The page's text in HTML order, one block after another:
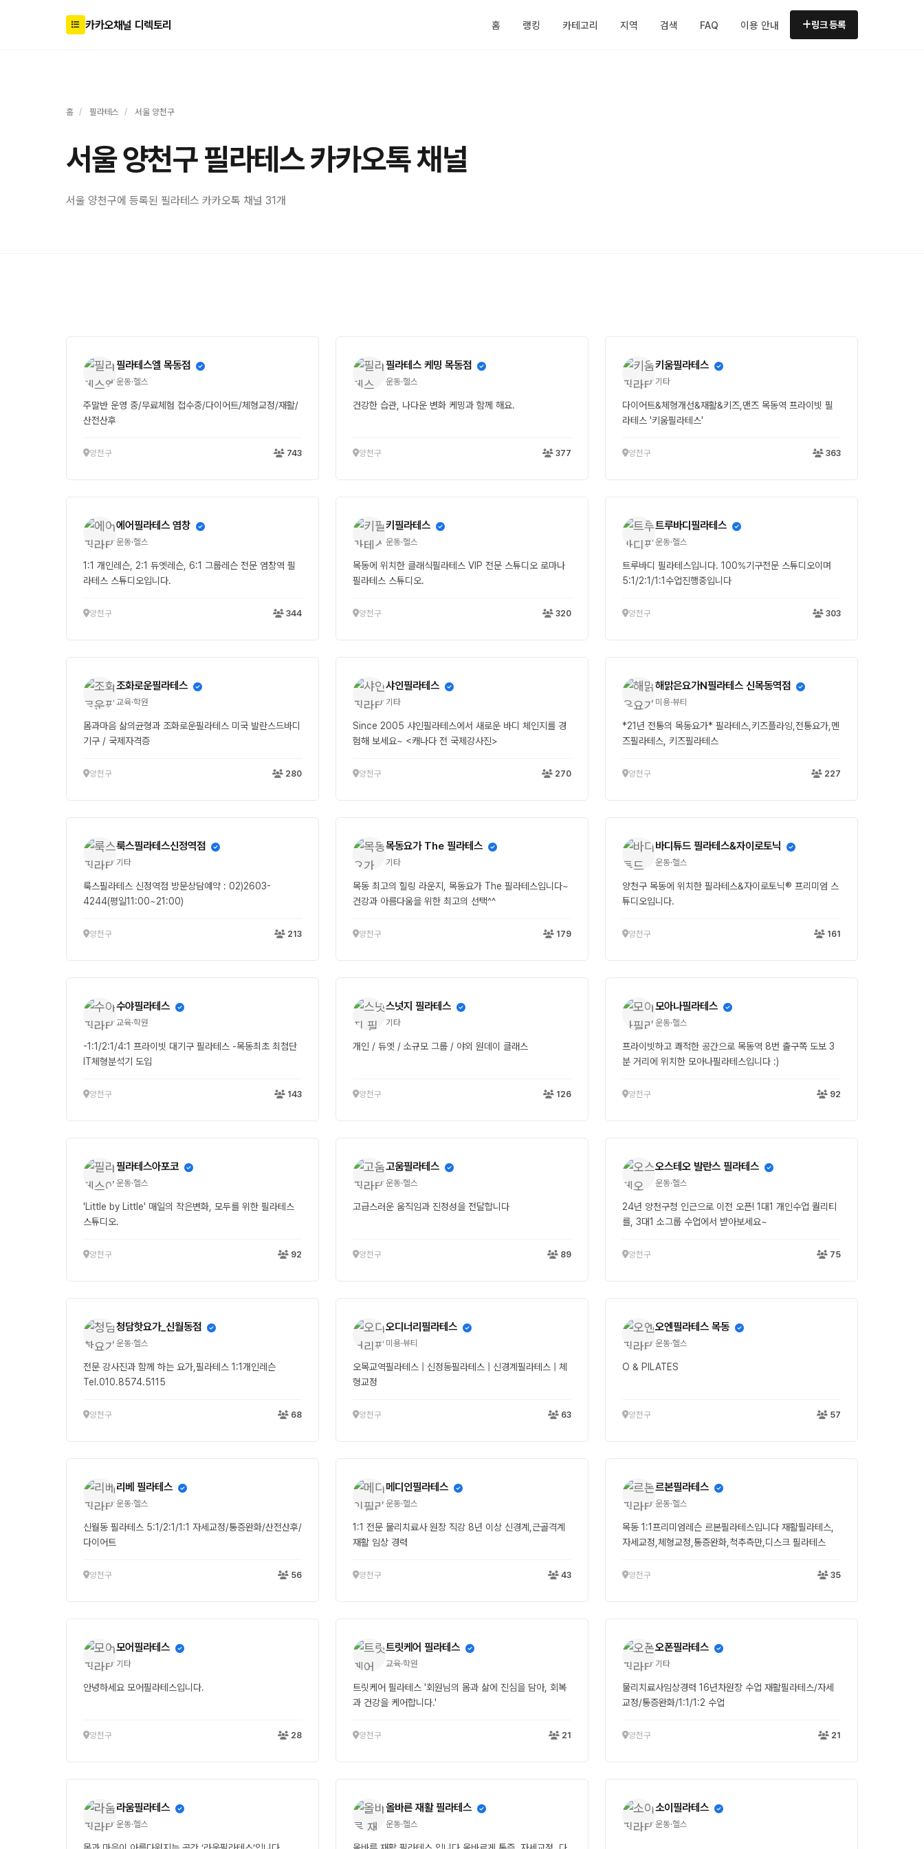
카카오채널 디렉토리 홈 랭킹 카테고리 지역 검색 FAQ 이용 안내 링크 등록
홈 / 필라테스 / 서울 양천구
서울 양천구 필라테스 카카오톡 채널
서울 양천구에 등록된 필라테스 카카오톡 채널 31개
필라테스엘 목동점
운동·헬스
주말반 운영 중/무료체험 접수중/다이어트/체형교정/재활/
산전산후
양천구 743
필라테스 케밍 목동점
운동·헬스
건강한 습관, 나다운 변화 케밍과 함께 해요.
양천구 377
키움필라테스
기타
다이어트&체형개선&재활&키즈,맨즈 목동역 프라이빗 필
라테스 '키움필라테스'
양천구 363
에어필라테스 염창
운동·헬스
1:1 개인레슨, 2:1 듀엣레슨, 6:1 그룹레슨 전문 염창역 필
라테스 스튜디오입니다.
양천구 344
키필라테스
운동·헬스
목동에 위치한 클래식필라테스 VIP 전문 스튜디오 로마나
필라테스 스튜디오.
양천구 320
트루바디필라테스
운동·헬스
트루바디 필라테스입니다. 100%기구전문 스튜디오이며
5:1/2:1/1:1수업진행중입니다
양천구 303
조화로운필라테스
교육·학원
몸과마음 삶의균형과 조화로운필라테스 미국 발란스드바디
기구 / 국제자격증
양천구 280
샤인필라테스
기타
Since 2005 샤인필라테스에서 새로운 바디 체인지를 경
험해 보세요~ <캐나다 전 국제강사진>
양천구 270
해맑은요가N필라테스 신목동역점
미용·뷰티
*21년 전통의 목동요가* 필라테스,키즈플라잉,전통요가,멘
즈필라테스, 키즈필라테스
양천구 227
룩스필라테스신정역점
기타
룩스필라테스 신정역점 방문상담예약 : 02)2603-
4244(평일11:00~21:00)
양천구 213
목동요가 The 필라테스
기타
목동 최고의 힐링 라운지, 목동요가 The 필라테스입니다~
건강과 아름다움을 위한 최고의 선택^^
양천구 179
바디튜드 필라테스&자이로토닉
운동·헬스
양천구 목동에 위치한 필라테스&자이로토닉® 프리미엄 스
튜디오입니다.
양천구 161
수야필라테스
교육·학원
-1:1/2:1/4:1 프라이빗 대기구 필라테스 -목동최초 최첨단
IT체형분석기 도입
양천구 143
스넛지 필라테스
기타
개인 / 듀엣 / 소규모 그룹 / 야외 원데이 클래스
양천구 126
모아나필라테스
운동·헬스
프라이빗하고 쾌적한 공간으로 목동역 8번 출구쪽 도보 3
분 거리에 위치한 모아나필라테스입니다 :)
양천구 92
필라테스아포코
운동·헬스
'Little by Little' 매일의 작은변화, 모두를 위한 필라테스
스튜디오.
양천구 92
고움필라테스
운동·헬스
고급스러운 움직임과 진정성을 전달합니다
양천구 89
오스테오 발란스 필라테스
운동·헬스
24년 양천구청 인근으로 이전 오픈! 1대1 개인수업 퀄리티
를, 3대1 소그룹 수업에서 받아보세요~
양천구 75
청담핫요가_신월동점
운동·헬스
전문 강사진과 함께 하는 요가,필라테스 1:1개인레슨
Tel.010.8574.5115
양천구 68
오디너리필라테스
미용·뷰티
오목교역필라테스 | 신정동필라테스 | 신경계필라테스 | 체
형교정
양천구 63
오엔필라테스 목동
운동·헬스
O & PILATES
양천구 57
리베 필라테스
운동·헬스
신월동 필라테스 5:1/2:1/1:1 자세교정/통증완화/산전산후/
다이어트
양천구 56
메디인필라테스
운동·헬스
1:1 전문 물리치료사 원장 직강 8년 이상 신경계,근골격계
재활 임상 경력
양천구 43
르본필라테스
운동·헬스
목동 1:1프리미엄레슨 르본필라테스입니다 재활필라테스,
자세교정,체형교정,통증완화,척추측만,디스크 필라테스
양천구 35
모어필라테스
기타
안녕하세요 모어필라테스입니다.
양천구 28
트릿케어 필라테스
교육·학원
트릿케어 필라테스 '회원님의 몸과 삶에 진심을 담아, 회복
과 건강을 케어합니다.'
양천구 21
오폰필라테스
기타
물리치료사임상경력 16년차원장 수업 재활필라테스/자세
교정/통증완화/1:1/1:2 수업
양천구 21
라움필라테스
운동·헬스
올바른 재활 필라테스
운동·헬스
소이필라테스
운동·헬스